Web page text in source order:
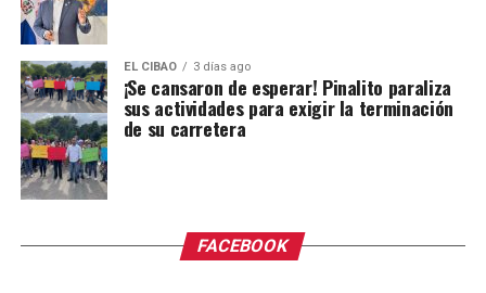
EL CIBAO 3 días ago
¡Se cansaron de esperar! Pinalito paraliza
sus actividades para exigir la terminación
de su carretera
FACEBOOK